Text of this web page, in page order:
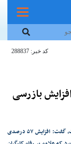
کد خبر: 288837
بازرسی
وزیر کار با بیان اینکه حقوق و دستمزد کارگران عامل تورم نیست، گفت: افزایش ۵۷ درصدی